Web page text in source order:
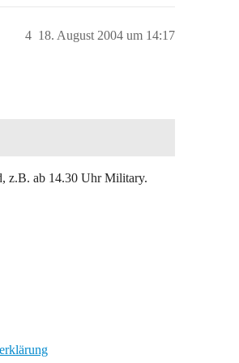
18. August 2004 um 14:17
4
z.B. ab 14.30 Uhr Military.